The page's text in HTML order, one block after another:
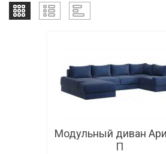
Модульный диван
П